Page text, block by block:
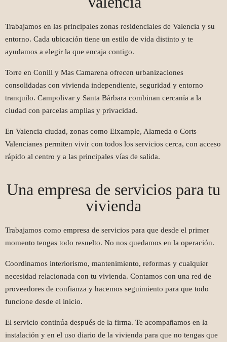
Trabajamos en las principales zonas residenciales de Valencia y su
entorno. Cada ubicación tiene un estilo de vida distinto y te
ayudamos a elegir la que encaja contigo.
Torre en Conill y Mas Camarena ofrecen urbanizaciones
consolidadas con vivienda independiente, seguridad y entorno
tranquilo. Campolivar y Santa Bárbara combinan cercanía a la
ciudad con parcelas amplias y privacidad.
En Valencia ciudad, zonas como Eixample, Alameda o Corts
Valencianes permiten vivir con todos los servicios cerca, con acceso
rápido al centro y a las principales vías de salida.
Una empresa de servicios para tu
vivienda
Trabajamos como empresa de servicios para que desde el primer
momento tengas todo resuelto. No nos quedamos en la operación.
Coordinamos interiorismo, mantenimiento, reformas y cualquier
necesidad relacionada con tu vivienda. Contamos con una red de
proveedores de confianza y hacemos seguimiento para que todo
funcione desde el inicio.
El servicio continúa después de la firma. Te acompañamos en la
instalación y en el uso diario de la vivienda para que no tengas que